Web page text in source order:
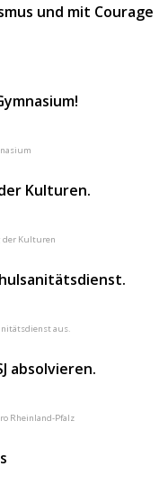
und mit Courage
Kulturen.
der Kulturen
aus.
absolvieren.
Rheinland-Pfalz